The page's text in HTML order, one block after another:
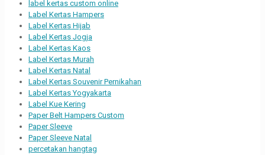
label kertas custom online
Label Kertas Hampers
Label Kertas Hijab
Label Kertas Jogja
Label Kertas Kaos
Label Kertas Murah
Label Kertas Natal
Label Kertas Souvenir Pernikahan
Label Kertas Yogyakarta
Label Kue Kering
Paper Belt Hampers Custom
Paper Sleeve
Paper Sleeve Natal
percetakan hangtag